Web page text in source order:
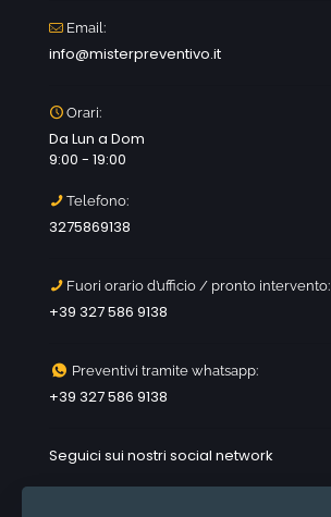
Email:
info@misterpreventivo.it
Orari:
Da Lun a Dom
9:00 - 19:00
Telefono:
3275869138
Fuori orario d’ufficio / pronto intervento:
+39 327 586 9138
Preventivi tramite whatsapp:
+39 327 586 9138
Seguici sui nostri social network